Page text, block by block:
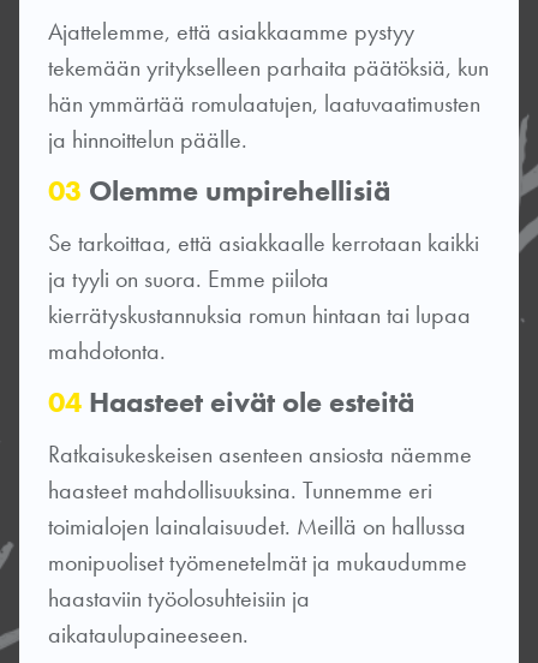
Ajattelemme, että asiakkaamme pystyy
tekemään yritykselleen parhaita päätöksiä, kun
hän ymmärtää romulaatujen, laatuvaatimusten
ja hinnoittelun päälle.
03 Olemme umpirehellisiä
Se tarkoittaa, että asiakkaalle kerrotaan kaikki
ja tyyli on suora. Emme piilota
kierrätyskustannuksia romun hintaan tai lupaa
mahdotonta.
04 Haasteet eivät ole esteitä
Ratkaisukeskeisen asenteen ansiosta näemme
haasteet mahdollisuuksina. Tunnemme eri
toimialojen lainalaisuudet. Meillä on hallussa
monipuoliset työmenetelmät ja mukaudumme
haastaviin työolosuhteisiin ja
aikataulupaineeseen.